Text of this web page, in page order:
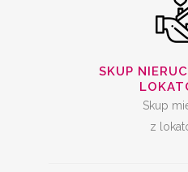
SKUP
Skup
z
SZYBKA